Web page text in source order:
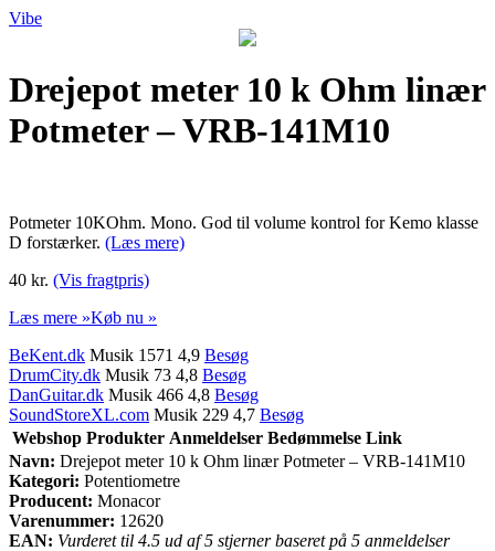
Vibe
Drejepot meter 10 k Ohm linær
Potmeter – VRB-141M10
Potmeter 10KOhm. Mono. God til volume kontrol for Kemo klasse
D forstærker. (Læs mere)
40 kr. (Vis fragtpris)
Læs mere »Køb nu »
BeKent.dk Musik 1571 4,9 Besøg
DrumCity.dk Musik 73 4,8 Besøg
DanGuitar.dk Musik 466 4,8 Besøg
SoundStoreXL.com Musik 229 4,7 Besøg
Webshop Produkter Anmeldelser Bedømmelse Link
Navn: Drejepot meter 10 k Ohm linær Potmeter – VRB-141M10
Kategori: Potentiometre
Producent: Monacor
Varenummer: 12620
EAN: Vurderet til 4.5 ud af 5 stjerner baseret på 5 anmeldelser